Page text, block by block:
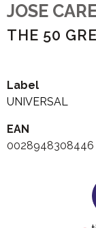
JOSE
THE 50
Label
UNIVERSAL
EAN
0028948308446